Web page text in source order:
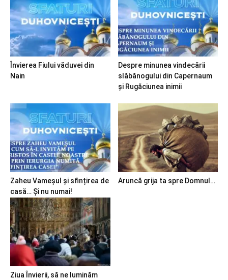
Învierea Fiului văduvei din
Nain
Despre minunea vindecării
slăbănogului din Capernaum
și Rugăciunea inimii
Zaheu Vameșul și sfințirea de
casă… Și nu numai!
Aruncă grija ta spre Domnul…
Ziua Învierii, să ne luminăm